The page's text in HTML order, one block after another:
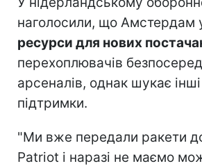
наголосили, що Амстердам
ресурси для нових
перехоплювачів
арсеналів, однак шукає
підтримки.
"Ми вже передали ракети
Patriot і наразі не маємо